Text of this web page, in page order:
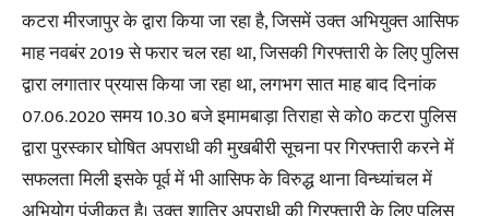
कटरा मीरजापुर के द्वारा किया जा रहा है, जिसमें उक्त अभियुक्त आसिफ
माह नवबंर 2019 से फरार चल रहा था, जिसकी गिरफ्तारी के लिए पुलिस
द्वारा लगातार प्रयास किया जा रहा था, लगभग सात माह बाद दिनांक
07.06.2020 समय 10.30 बजे इमामबाड़ा तिराहा से को0 कटरा पुलिस
द्वारा पुरस्कार घोषित अपराधी की मुखबीरी सूचना पर गिरफ्तारी करने में
सफलता मिली इसके पूर्व में भी आसिफ के विरुद्ध थाना विन्ध्यांचल में